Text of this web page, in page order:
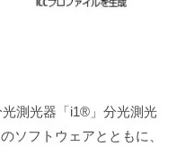
測光器「i1®」分光測光
ソフトウェアとともに、